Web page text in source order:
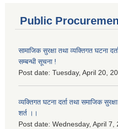
Public
सामाजिक सुरक्षा तथा व्यक्तिगत घटना
सम्बन्धी सूचना !
Post date: Tuesday, April 20,
व्यक्तिगत घटना दर्ता तथा समाजिक सुरक्षा
शर्त ।।
Post date: Wednesday, April 7,